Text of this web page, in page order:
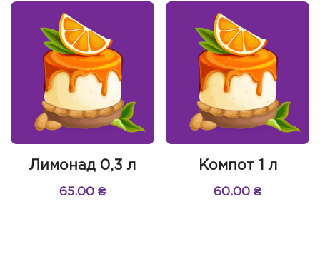
Лимонад 0,3 л
65.00 ₴
Компот 1 л
60.00₴